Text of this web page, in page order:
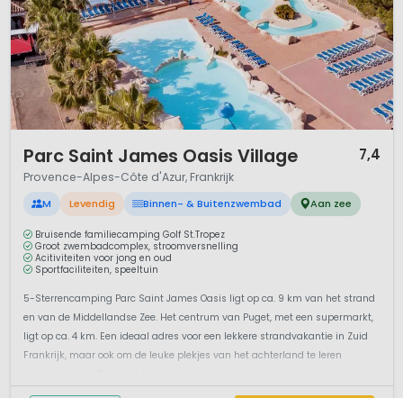
Parc Saint James Oasis Village 7,4
Provence-Alpes-Côte d'Azur, Frankrijk
M Levendig Binnen- & Buitenzwembad Aan zee
Bruisende familiecamping Golf St.Tropez
Groot zwembadcomplex, stroomversnelling
Acitiviteiten voor jong en oud
Sportfaciliteiten, speeltuin
5-Sterrencamping Parc Saint James Oasis ligt op ca. 9 km van het strand
en van de Middellandse Zee. Het centrum van Puget, met een supermarkt,
ligt op ca. 4 km. Een ideaal adres voor een lekkere strandvakantie in Zuid
Frankrijk, maar ook om de leuke plekjes van het achterland te leren